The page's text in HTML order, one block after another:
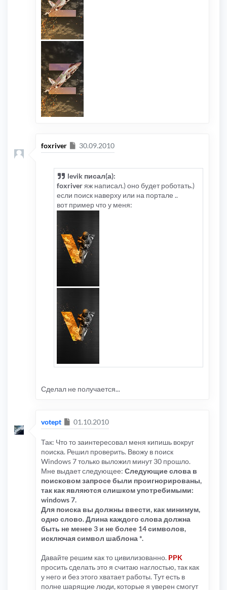
foxriver Сообщение
30.09.2010
levik писал(а):
foxriverяж написал.) оно будет роботать.)
если поиск наверху или на портале ..
вот пример что у меня:
Сделал не получается...
votept Сообщение
01.10.2010
Так: Что то заинтересовал меня кипишь вокруг
поиска. Решил проверить. Ввожу в поиск
Windows 7 только выложил минут 30 прошло.
Мне выдает следующее: Следующие слова в
поисковом запросе были проигнорированы,
так как являются слишком употребимыми:
windows 7.
Для поиска вы должны ввести, как минимум,
одно слово. Длина каждого слова должна
быть не менее 3 и не более 14 символов,
исключая символ шаблона *.
Давайте решим как то цивилизованно. PPK
просить сделать это я считаю наглостью, так как
у него и без этого хватает работы. Тут есть в
полне шарящие люди, которые я уверен смогут